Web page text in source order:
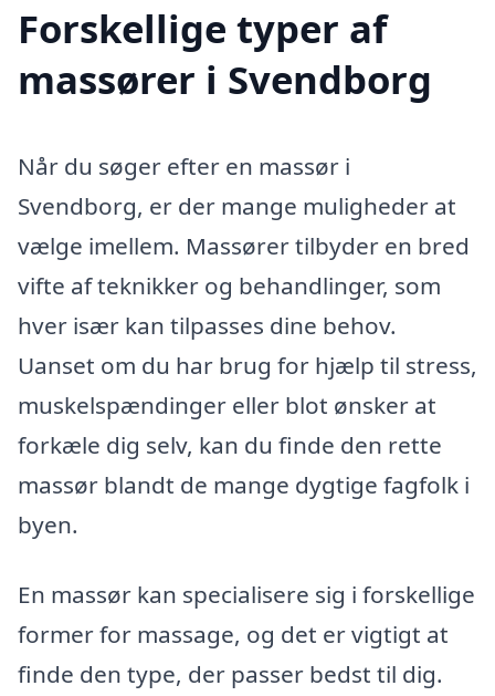
Forskellige typer af
massører i Svendborg
Når du søger efter en massør i
Svendborg, er der mange muligheder at
vælge imellem. Massører tilbyder en bred
vifte af teknikker og behandlinger, som
hver især kan tilpasses dine behov.
Uanset om du har brug for hjælp til stress,
muskelspændinger eller blot ønsker at
forkæle dig selv, kan du finde den rette
massør blandt de mange dygtige fagfolk i
byen.
En massør kan specialisere sig i forskellige
former for massage, og det er vigtigt at
finde den type, der passer bedst til dig.